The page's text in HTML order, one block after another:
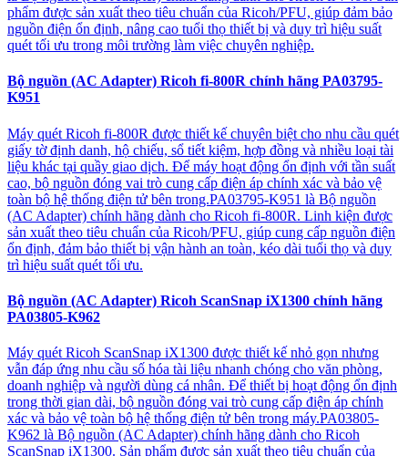
phẩm được sản xuất theo tiêu chuẩn của Ricoh/PFU, giúp đảm bảo
nguồn điện ổn định, nâng cao tuổi thọ thiết bị và duy trì hiệu suất
quét tối ưu trong môi trường làm việc chuyên nghiệp.
Bộ nguồn (AC Adapter) Ricoh fi-800R chính hãng PA03795-
K951
Máy quét Ricoh fi-800R được thiết kế chuyên biệt cho nhu cầu quét
giấy tờ định danh, hộ chiếu, sổ tiết kiệm, hợp đồng và nhiều loại tài
liệu khác tại quầy giao dịch. Để máy hoạt động ổn định với tần suất
cao, bộ nguồn đóng vai trò cung cấp điện áp chính xác và bảo vệ
toàn bộ hệ thống điện tử bên trong.PA03795-K951 là Bộ nguồn
(AC Adapter) chính hãng dành cho Ricoh fi-800R. Linh kiện được
sản xuất theo tiêu chuẩn của Ricoh/PFU, giúp cung cấp nguồn điện
ổn định, đảm bảo thiết bị vận hành an toàn, kéo dài tuổi thọ và duy
trì hiệu suất quét tối ưu.
Bộ nguồn (AC Adapter) Ricoh ScanSnap iX1300 chính hãng
PA03805-K962
Máy quét Ricoh ScanSnap iX1300 được thiết kế nhỏ gọn nhưng
vẫn đáp ứng nhu cầu số hóa tài liệu nhanh chóng cho văn phòng,
doanh nghiệp và người dùng cá nhân. Để thiết bị hoạt động ổn định
trong thời gian dài, bộ nguồn đóng vai trò cung cấp điện áp chính
xác và bảo vệ toàn bộ hệ thống điện tử bên trong máy.PA03805-
K962 là Bộ nguồn (AC Adapter) chính hãng dành cho Ricoh
ScanSnap iX1300. Sản phẩm được sản xuất theo tiêu chuẩn của